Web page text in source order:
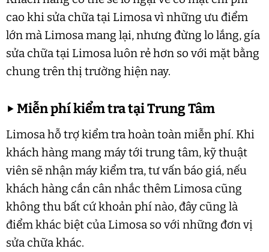
cao khi sửa chữa tại Limosa vì những ưu điểm
lớn mà Limosa mang lại, nhưng đừng lo lắng, gía
sửa chữa tại Limosa luôn rẻ hơn so với mặt bằng
chung trên thị trường hiện nay.
▶Miễn phí kiểm tra tại Trung Tâm
Limosa hỗ trợ kiểm tra hoàn toàn miễn phí. Khi
khách hàng mang máy tới trung tâm, kỹ thuật
viên sẽ nhận máy kiểm tra, tư vấn báo giá, nếu
khách hàng cần cân nhắc thêm Limosa cũng
không thu bất cứ khoản phí nào, đây cũng là
điểm khác biệt của Limosa so với những đơn vị
sửa chữa khác.